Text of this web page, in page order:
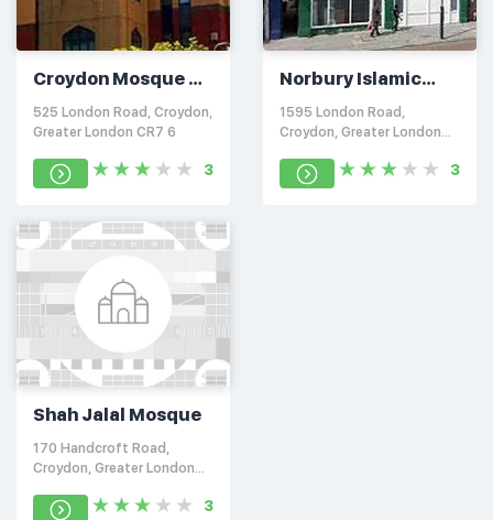
Croydon Mosque &
Islamic Centre
525 London Road, Croydon,
Greater London CR7 6
3
Norbury Islamic
Academy
1595 London Road,
Croydon, Greater London
3
Shah Jalal Mosque
170 Handcroft Road,
Croydon, Greater London
3